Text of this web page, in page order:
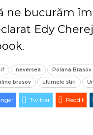
ne bucurăm
Edy
neversea Poiana Brasov
brasov ultimele stiri
Twitter ReddIt